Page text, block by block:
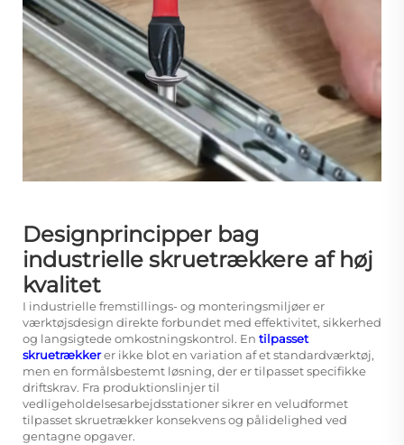
Designprincipper bag
industrielle skruetrækkere af høj
kvalitet
I industrielle fremstillings- og monteringsmiljøer er
værktøjsdesign direkte forbundet med effektivitet, sikkerhed
og langsigtede omkostningskontrol. En tilpasset
skruetrækkerer ikke blot en variation af et standardværktøj,
men en formålsbestemt løsning, der er tilpasset specifikke
driftskrav. Fra produktionslinjer til
vedligeholdelsesarbejdsstationer sikrer en veludformet
tilpasset skruetrækker konsekvens og pålidelighed ved
gentagne opgaver.